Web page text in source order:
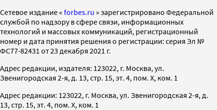
Cетевое издание « forbes.ru » зарегистрировано Федеральной
службой по надзору в сфере связи, информационных
технологий и массовых коммуникаций, регистрационный
номер и дата принятия решения о регистрации: серия Эл №
ФС77-82431 от 23 декабря 2021 г.
Адрес редакции, издателя: 123022, г. Москва, ул.
Звенигородская 2-я, д. 13, стр. 15, эт. 4, пом. X, ком. 1
Адрес редакции: 123022, г. Москва, ул. Звенигородская 2-я, д.
13, стр. 15, эт. 4, пом. X, ком. 1